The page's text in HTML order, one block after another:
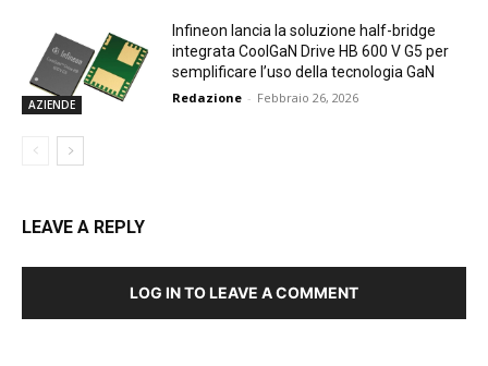
AZIENDE
Infineon lancia la soluzione half-bridge
integrata CoolGaN Drive HB 600 V G5 per
semplificare l’uso della tecnologia GaN
Redazione - Febbraio 26, 2026
LEAVE A REPLY
LOG IN TO LEAVE A COMMENT